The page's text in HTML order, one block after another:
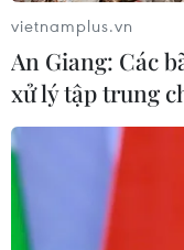
hướng do vật thể
05/08/2026 10:54
Dự luật
Mỹ có thể khiến
động ngược
05/08/2026 04:58
vietnamplus.vn
An Giang: Các
xử lý tập trung